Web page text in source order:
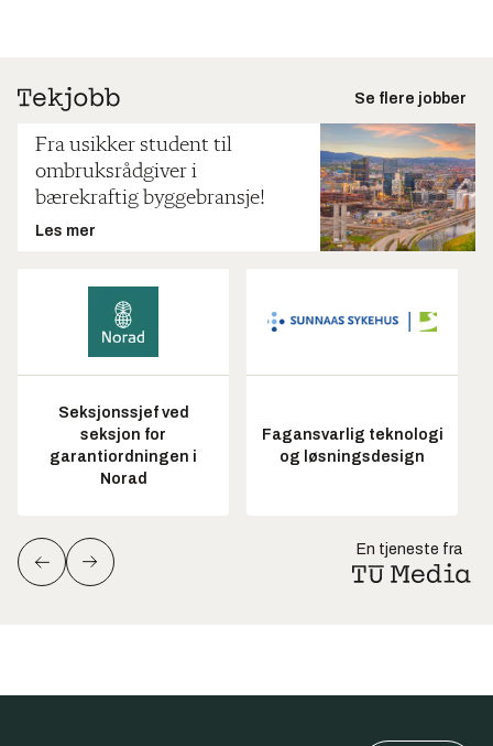
Se flere jobber
Fra usikker student til
ombruksrådgiver i
bærekraftig byggebransje!
Les mer
Seksjonssjef ved
seksjon for
garantiordningen i
Norad
Fagansvarlig teknologi
og løsningsdesign
En tjeneste fra